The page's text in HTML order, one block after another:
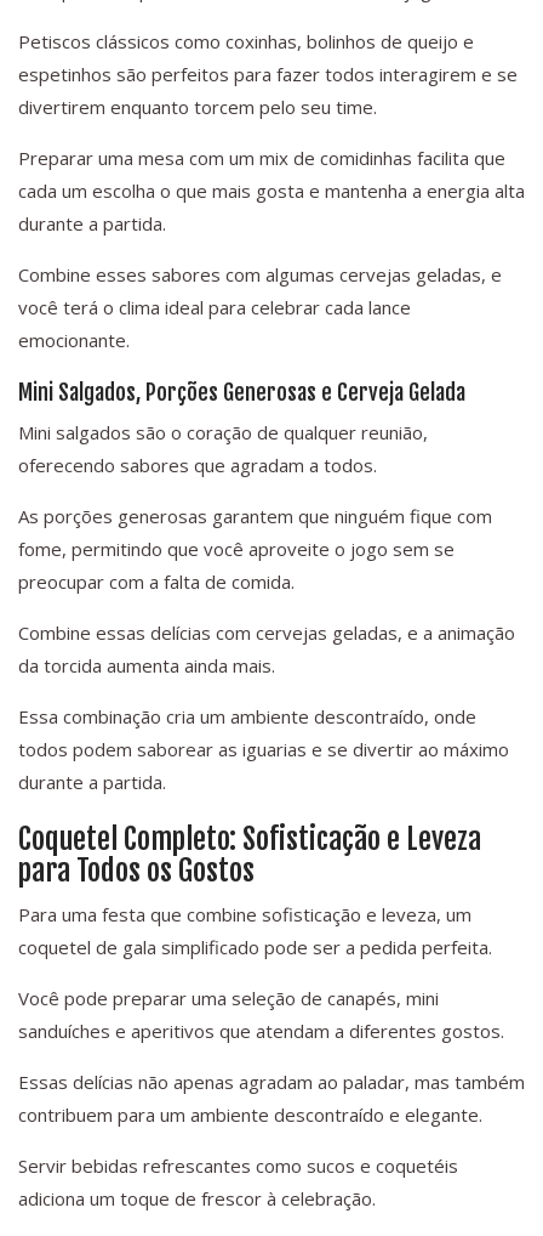
Petiscos clássicos como coxinhas, bolinhos de queijo e
espetinhos são perfeitos para fazer todos interagirem e se
divertirem enquanto torcem pelo seu time.
Preparar uma mesa com um mix de comidinhas facilita que
cada um escolha o que mais gosta e mantenha a energia alta
durante a partida.
Combine esses sabores com algumas cervejas geladas, e
você terá o clima ideal para celebrar cada lance
emocionante.
Mini Salgados, Porções Generosas e Cerveja Gelada
Mini salgados são o coração de qualquer reunião,
oferecendo sabores que agradam a todos.
As porções generosas garantem que ninguém fique com
fome, permitindo que você aproveite o jogo sem se
preocupar com a falta de comida.
Combine essas delícias com cervejas geladas, e a animação
da torcida aumenta ainda mais.
Essa combinação cria um ambiente descontraído, onde
todos podem saborear as iguarias e se divertir ao máximo
durante a partida.
Coquetel Completo: Sofisticação e Leveza
para Todos os Gostos
Para uma festa que combine sofisticação e leveza, um
coquetel de gala simplificado pode ser a pedida perfeita.
Você pode preparar uma seleção de canapés, mini
sanduíches e aperitivos que atendam a diferentes gostos.
Essas delícias não apenas agradam ao paladar, mas também
contribuem para um ambiente descontraído e elegante.
Servir bebidas refrescantes como sucos e coquetéis
adiciona um toque de frescor à celebração.